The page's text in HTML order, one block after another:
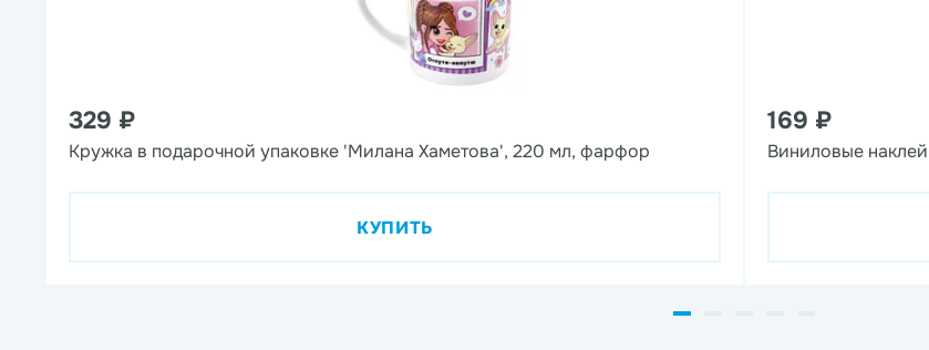
329 ₽
Кружка в подарочной упаковке 'Милана Хаметова', 220 мл, фарфор
КУПИТЬ
169 ₽
Виниловые